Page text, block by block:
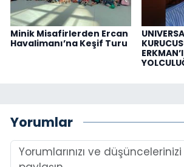
Minik Misafirlerden Ercan
Havalimanı’na Keşif Turu
Yorumlar